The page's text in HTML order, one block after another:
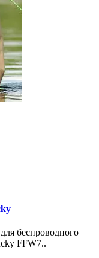
беспроводного
FFW7..